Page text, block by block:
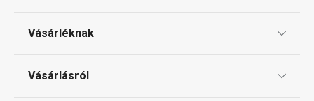
Vásárléknak
Vásárlásról